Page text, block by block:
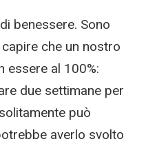
benessere. Sono
che un nostro
essere al 100%:
due settimane per
può
averlo svolto